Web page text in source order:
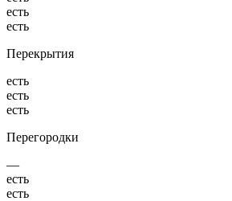
есть
есть
Перекрытия
есть
есть
есть
Перегородки
—
есть
есть